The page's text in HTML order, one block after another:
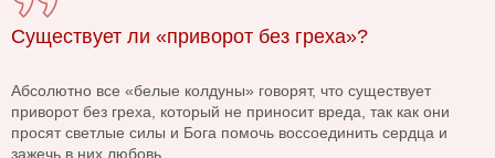
Существует ли «приворот без греха»?
Абсолютно все «белые колдуны» говорят, что существует
приворот без греха, который не приносит вреда, так как они
просят светлые силы и Бога помочь воссоединить сердца и
зажечь в них любовь...